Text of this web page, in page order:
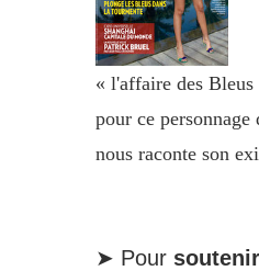
« l'affaire des
pour ce
nous raconte son
➤ Pour